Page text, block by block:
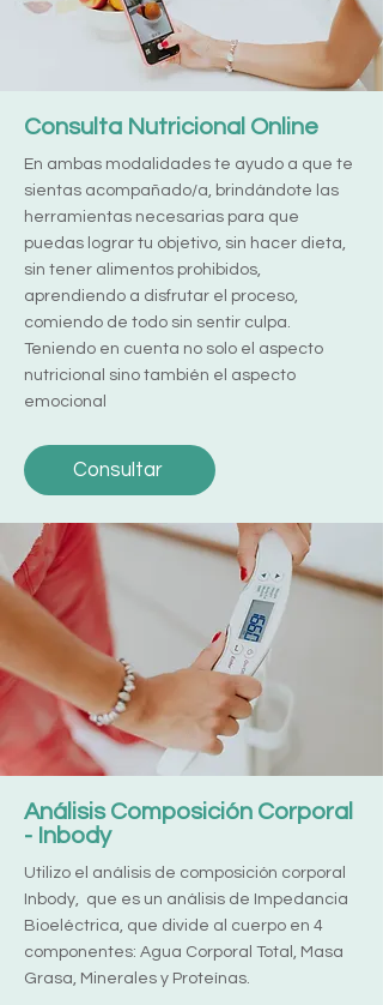
Consulta Nutricional Online
En ambas modalidades te ayudo a que te
sientas acompañado/a, brindándote las
herramientas necesarias para que
puedas lograr tu objetivo, sin hacer dieta,
sin tener alimentos prohibidos,
aprendiendo a disfrutar el proceso,
comiendo de todo sin sentir culpa.
Teniendo en cuenta no solo el aspecto
nutricional sino también el aspecto
emocional
Consultar
Análisis Composición Corporal
- Inbody
Utilizo el análisis de composición corporal
Inbody, que es un análisis de Impedancia
Bioeléctrica, que divide al cuerpo en 4
componentes: Agua Corporal Total, Masa
Grasa, Minerales y Proteínas.